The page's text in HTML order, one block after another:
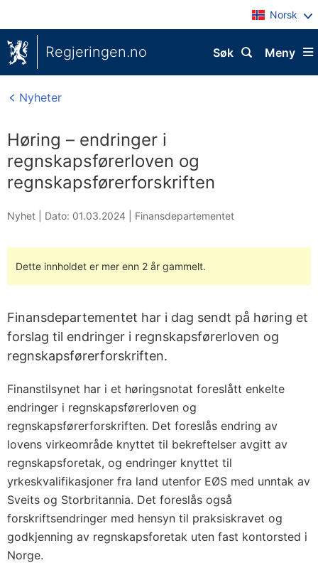
Norsk
Regjeringen.no Meny
Søk
Nyheter
Høring – endringer i
regnskapsførerloven og
regnskapsførerforskriften
Nyhet | Dato: 01.03.2024 Finansdepartementet
Dette innholdet er mer enn 2 år gammelt.
Finansdepartementet har i dag sendt på høring et
forslag til endringer i regnskapsførerloven og
regnskapsførerforskriften.
Finanstilsynet har i et høringsnotat foreslått enkelte
endringer i regnskapsførerloven og
regnskapsførerforskriften. Det foreslås endring av
lovens virkeområde knyttet til bekreftelser avgitt av
regnskapsforetak, og endringer knyttet til
yrkeskvalifikasjoner fra land utenfor EØS med unntak av
Sveits og Storbritannia. Det foreslås også
forskriftsendringer med hensyn til praksiskravet og
godkjenning av regnskapsforetak uten fast kontorsted i
Norge.